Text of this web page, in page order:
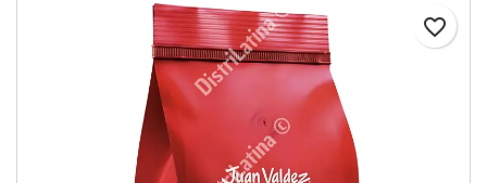
favorite_border